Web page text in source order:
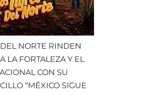
NORTE RINDEN
LA FORTALEZA Y EL
CON SU
“MÉXICO SIGUE